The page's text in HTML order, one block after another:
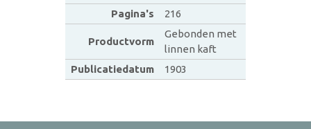
Pagina's
216
Productvorm
Gebonden met
linnen kaft
Publicatiedatum
1903